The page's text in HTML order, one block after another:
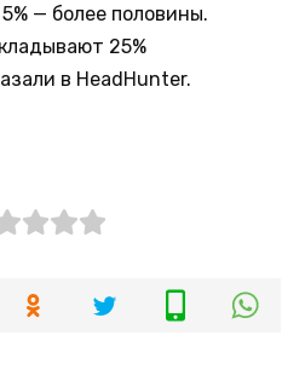
— более половины.
25%
в HeadHunter.